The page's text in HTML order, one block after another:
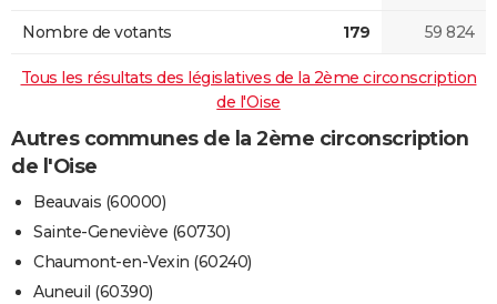
Nombre de votants 179 59 824
Tous les résultats des législatives de la 2ème circonscription
de l'Oise
Autres communes de la 2ème circonscription
de l'Oise
Beauvais (60000)
Sainte-Geneviève (60730)
Chaumont-en-Vexin (60240)
Auneuil (60390)